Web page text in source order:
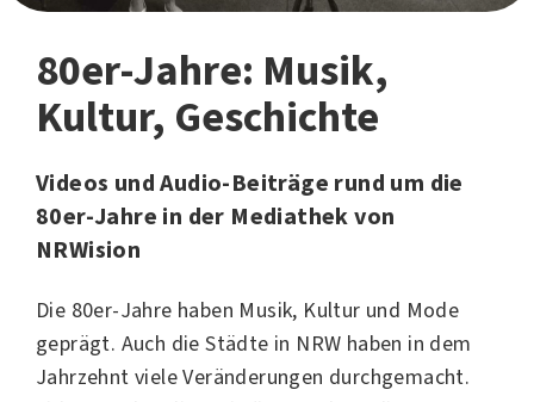
80er-Jahre: Musik,
Kultur, Geschichte
Videos und Audio-Beiträge rund um die
80er-Jahre in der Mediathek von
NRWision
Die 80er-Jahre haben Musik, Kultur und Mode
geprägt. Auch die Städte in NRW haben in dem
Jahrzehnt viele Veränderungen durchgemacht.